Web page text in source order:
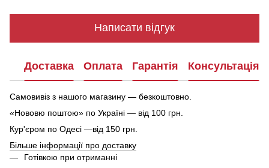
Написати відгук
Доставка Оплата Гарантія Консультація
Самовивіз з нашого магазину — безкоштовно.
«Нововю поштою» по Україні — від 100 грн.
Кур'єром по Одесі —від 150 грн.
Більше інформації про доставку
Готівкою при отриманні